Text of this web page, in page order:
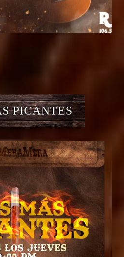
PICANTES